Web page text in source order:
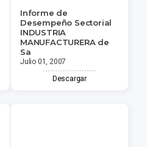
Informe de
Desempeño Sectorial
INDUSTRIA
MANUFACTURERA de
Sa
Julio 01, 2007
Descargar